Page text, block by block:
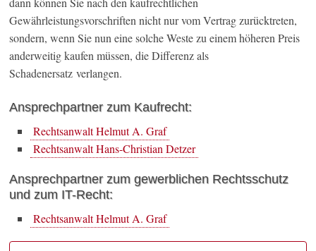
Gewährleistungsvorschriften nicht nur vom Vertrag zurücktreten,
sondern, wenn Sie nun eine solche Weste zu einem höheren Preis
anderweitig kaufen müssen, die Differenz als
Schadenersatz verlangen.
Ansprechpartner zum Kaufrecht:
Rechtsanwalt Helmut A. Graf
Rechtsanwalt Hans-Christian Detzer
Ansprechpartner zum gewerblichen Rechtsschutz
und zum IT-Recht:
Rechtsanwalt Helmut A. Graf